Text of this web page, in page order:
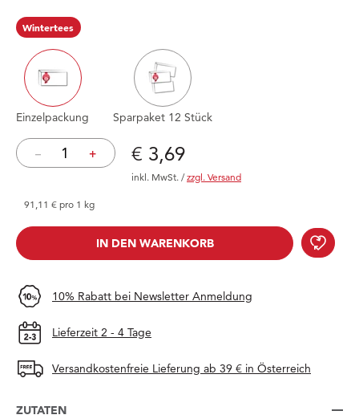
Wintertees
Einzelpackung Sparpaket 12 Stück
– + Preis: € 3,69
€ 3,69
inkl. MwSt. /zzgl. Versand
91,11 € pro 1 kg
IN DEN WARENKORB
10% Rabatt bei Newsletter Anmeldung
Lieferzeit 2 - 4 Tage
Versandkostenfreie Lieferung ab 39 € in Österreich
ZUTATEN